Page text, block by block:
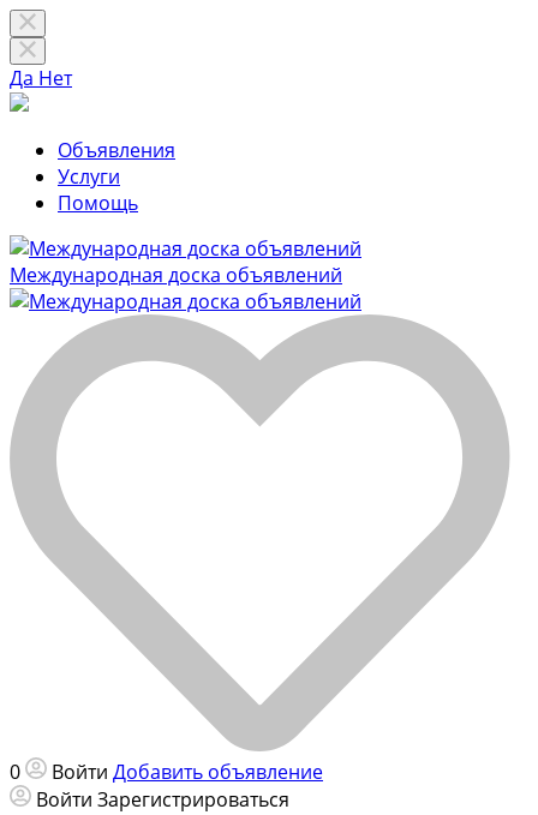
Да Нет
Объявления
Услуги
Помощь
Международная доска объявлений
0 Войти Добавить объявление
Войти Зарегистрироваться